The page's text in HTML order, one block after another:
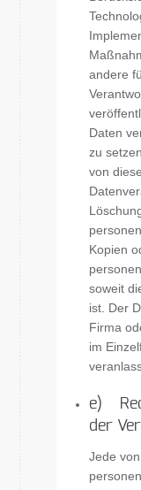
andere
Daten
zu
von
Kopien
soweit
ist. Der
Firma
im
e)
der
Jede